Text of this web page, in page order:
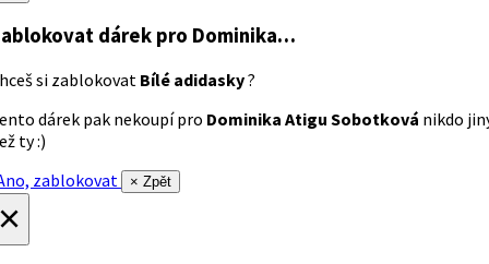
dárek pro Dominika…
si zablokovat Bílé adidasky?
dárek pak nekoupí pro Dominika Atigu Sobotková nikdo
ty :)
zablokovat
× Zpět